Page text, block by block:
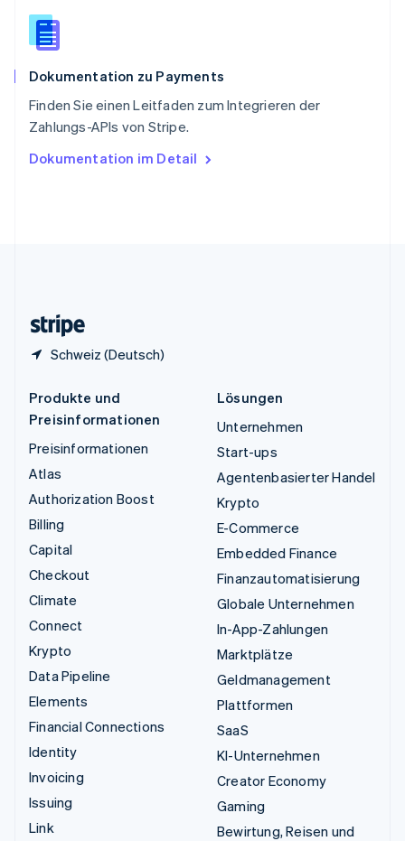
Dokumentation zu Payments
Finden Sie einen Leitfaden zum Integrieren der
Zahlungs-APIs von Stripe.
Dokumentation im Detail
Schweiz (Deutsch)
English
Spanien
Thailand
Tschechische Republik
English
English
Produkte und
Preisinformationen
Preisinformationen
Atlas
Authorization Boost
Billing
Capital
Checkout
Climate
Connect
Krypto
Data Pipeline
Elements
Financial Connections
Identity
Invoicing
Issuing
Link
Lösungen
Unternehmen
Start-ups
Agentenbasierter Handel
Krypto
E-Commerce
Embedded Finance
Finanzautomatisierung
Globale Unternehmen
In-App-Zahlungen
Marktplätze
Geldmanagement
Plattformen
SaaS
KI-Unternehmen
Creator Economy
Gaming
Bewirtung, Reisen und